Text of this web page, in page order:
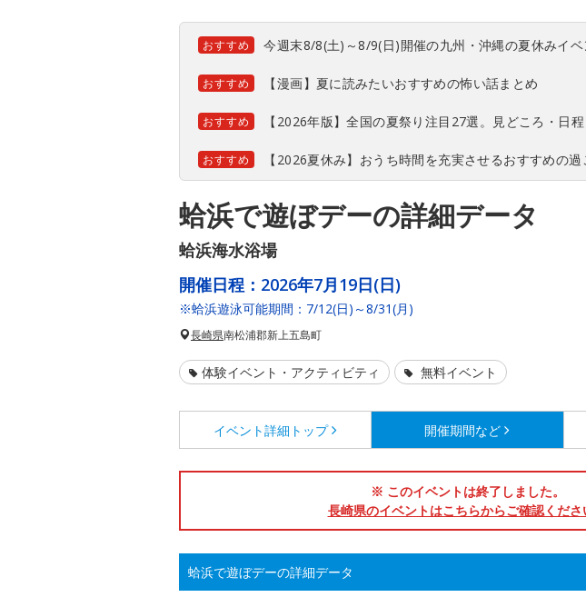
おすすめ 今週末8/8(土)～8/9(日)開催の九州・沖縄の夏休みイ
おすすめ 【漫画】夏に読みたいおすすめの怖い話まとめ
おすすめ 【2026年版】全国の夏祭り注目27選。見どころ・日程
おすすめ 【2026夏休み】おうち時間を充実させるおすすめの過
蛤浜で遊ぼデーの詳細データ
蛤浜海水浴場
開催日程： 2026年7月19日(日)
※蛤浜遊泳可能期間：7/12(日)～8/31(月)
長崎県南松浦郡新上五島町
体験イベント・アクティビティ 無料イベント
イベント詳細 トップ 開催期間など
※ このイベントは終了しました。
長崎県のイベントはこちらからご確認くださ
蛤浜で遊ぼデーの詳細データ